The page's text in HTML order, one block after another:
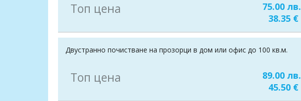
Топ цена
75.00 лв.
38.35 €
Двустранно почистване на прозорци в дом или офис до 100 кв.м.
Топ цена
89.00 лв.
45.50 €